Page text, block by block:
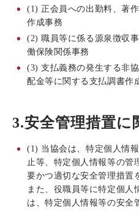
(1) 正会員への出勤料、著
作成事務
(2) 職員等に係る源泉徴収
働保険関係事務
(3) 支払義務の発生する非
配金等に関する支払調書作
3.安全管理措置に
(1) 当協会は、特定個人情
止等、特定個人情報等の管
要かつ適切な安全管理措置
また、役職員等に特定個人
は、特定個人情報等の安全